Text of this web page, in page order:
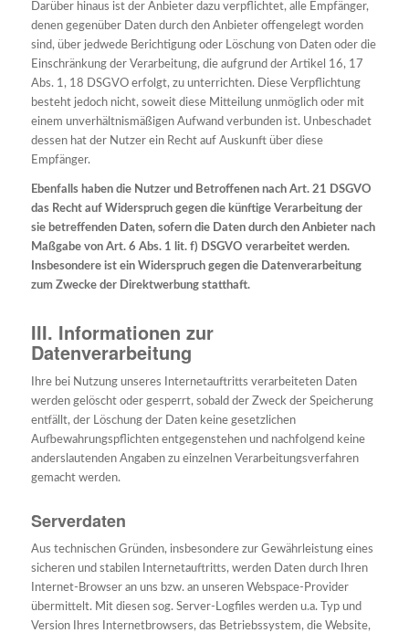
Darüber hinaus ist der Anbieter dazu verpflichtet, alle Empfänger,
denen gegenüber Daten durch den Anbieter offengelegt worden
sind, über jedwede Berichtigung oder Löschung von Daten oder die
Einschränkung der Verarbeitung, die aufgrund der Artikel 16, 17
Abs. 1, 18 DSGVO erfolgt, zu unterrichten. Diese Verpflichtung
besteht jedoch nicht, soweit diese Mitteilung unmöglich oder mit
einem unverhältnismäßigen Aufwand verbunden ist. Unbeschadet
dessen hat der Nutzer ein Recht auf Auskunft über diese
Empfänger.
Ebenfalls haben die Nutzer und Betroffenen nach Art. 21 DSGVO
das Recht auf Widerspruch gegen die künftige Verarbeitung der
sie betreffenden Daten, sofern die Daten durch den Anbieter nach
Maßgabe von Art. 6 Abs. 1 lit. f) DSGVO verarbeitet werden.
Insbesondere ist ein Widerspruch gegen die Datenverarbeitung
zum Zwecke der Direktwerbung statthaft.
III. Informationen zur
Datenverarbeitung
Ihre bei Nutzung unseres Internetauftritts verarbeiteten Daten
werden gelöscht oder gesperrt, sobald der Zweck der Speicherung
entfällt, der Löschung der Daten keine gesetzlichen
Aufbewahrungspflichten entgegenstehen und nachfolgend keine
anderslautenden Angaben zu einzelnen Verarbeitungsverfahren
gemacht werden.
Serverdaten
Aus technischen Gründen, insbesondere zur Gewährleistung eines
sicheren und stabilen Internetauftritts, werden Daten durch Ihren
Internet-Browser an uns bzw. an unseren Webspace-Provider
übermittelt. Mit diesen sog. Server-Logfiles werden u.a. Typ und
Version Ihres Internetbrowsers, das Betriebssystem, die Website,